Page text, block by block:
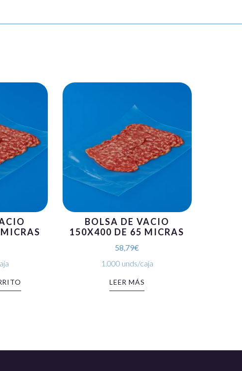
BOLSA DE VACIO
150X400 DE 65 MICRAS
58,79€
1.000 unds/caja
LEER MÁS